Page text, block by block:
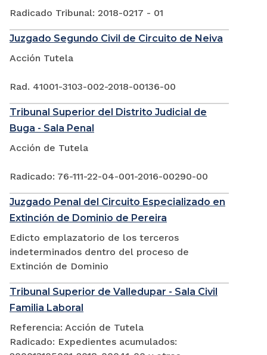
Radicado Tribunal: 2018-0217 - 01
Juzgado Segundo Civil de Circuito de Neiva
Acción Tutela
Rad. 41001-3103-002-2018-00136-00
Tribunal Superior del Distrito Judicial de
Buga - Sala Penal
Acción de Tutela
Radicado: 76-111-22-04-001-2016-00290-00
Juzgado Penal del Circuito Especializado en
Extinción de Dominio de Pereira
Edicto emplazatorio de los terceros
indeterminados dentro del proceso de
Extinción de Dominio
Tribunal Superior de Valledupar - Sala Civil
Familia Laboral
Referencia: Acción de Tutela
Radicado: Expedientes acumulados: